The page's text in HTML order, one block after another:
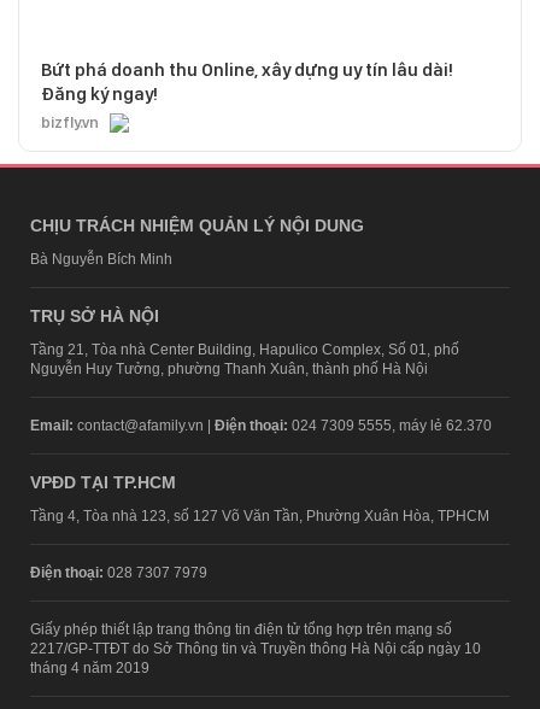
Bứt phá doanh thu Online, xây dựng uy tín lâu dài!
Đăng ký ngay!
bizfly.vn
CHỊU TRÁCH NHIỆM QUẢN LÝ NỘI DUNG
Bà Nguyễn Bích Minh
TRỤ SỞ HÀ NỘI
Tầng 21, Tòa nhà Center Building, Hapulico Complex, Số 01, phố
Nguyễn Huy Tưởng, phường Thanh Xuân, thành phố Hà Nội
Email: contact@afamily.vn | Điện thoại: 024 7309 5555, máy lẻ 62.370
VPĐD TẠI TP.HCM
Tầng 4, Tòa nhà 123, số 127 Võ Văn Tần, Phường Xuân Hòa, TPHCM
Điện thoại: 028 7307 7979
Giấy phép thiết lập trang thông tin điện tử tổng hợp trên mạng số
2217/GP-TTĐT do Sở Thông tin và Truyền thông Hà Nội cấp ngày 10
tháng 4 năm 2019